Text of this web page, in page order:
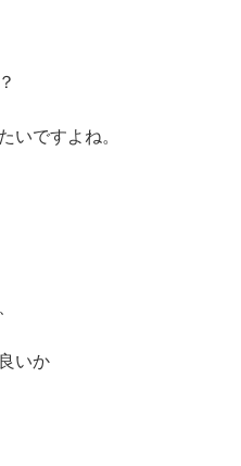
いですよね。
いか